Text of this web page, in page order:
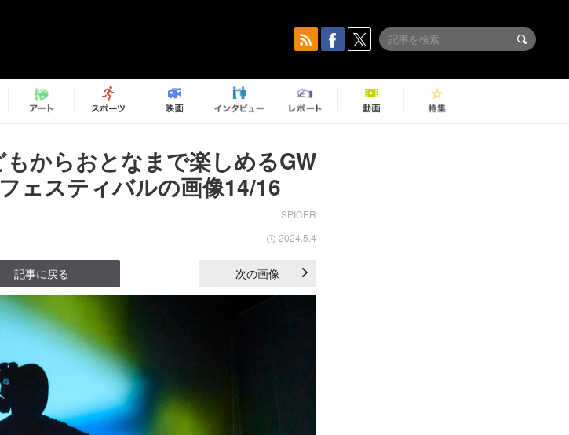
からおとなまで楽しめるGW
ェスティバルの画像14/16
SPICER
2024.5.4
記事に戻る 次の画像